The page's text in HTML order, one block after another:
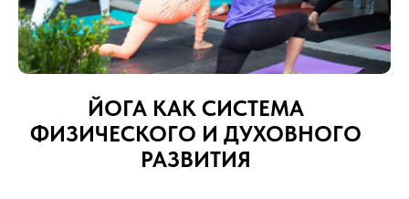
ЙОГА КАК СИСТЕМА
ФИЗИЧЕСКОГО И ДУХОВНОГО
РАЗВИТИЯ